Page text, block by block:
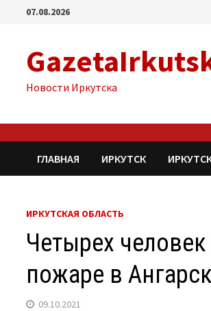
Перейти07.08.2026
Новости Иркутска
ГЛАВНАЯ ИРКУТСК
ИРКУТСКАЯ ОБЛАСТЬ
Четырех
пожаре в
09.10.2021